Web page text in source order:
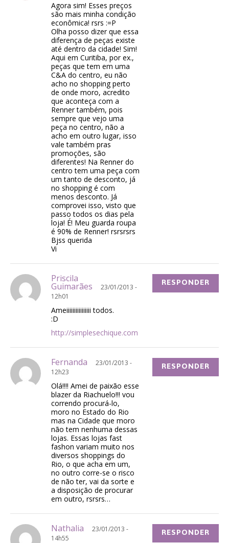
Agora sim! Esses preços
são mais minha condição
econômica! rsrs :=P
Olha posso dizer que essa
diferença de peças existe
até dentro da cidade! Sim!
Aqui em Curitiba, por ex.,
peças que tem em uma
C&A do centro, eu não
acho no shopping perto
de onde moro, acredito
que aconteça com a
Renner também, pois
sempre que vejo uma
peça no centro, não a
acho em outro lugar, isso
vale também pras
promoções, são
diferentes! Na Renner do
centro tem uma peça com
um tanto de desconto, já
no shopping é com
menos desconto. Já
comprovei isso, visto que
passo todos os dias pela
loja! É! Meu guarda roupa
é 90% de Renner! rsrsrsrs
Bjss querida
Vi
Priscila
Guimarães
23/01/2013 -
12h01
Ameiiiiiiiiiiiiiiii todos.
:D
http://simplesechique.com
RESPONDER
Fernanda
23/01/2013 -
12h23
Olá!!!! Amei de paixão esse
blazer da Riachuelo!!! vou
correndo procurá-lo,
moro no Estado do Rio
mas na Cidade que moro
não tem nenhuma dessas
lojas. Essas lojas fast
fashon variam muito nos
diversos shoppings do
Rio, o que acha em um,
no outro corre-se o risco
de não ter, vai da sorte e
a disposição de procurar
em outro, rsrsrs…
RESPONDER
Nathalia
23/01/2013 -
14h55
RESPONDER